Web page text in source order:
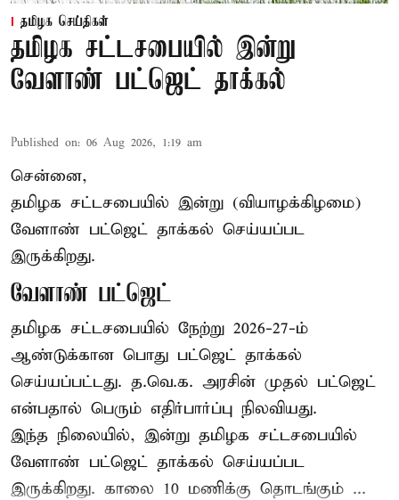
தமிழக செய்திகள்
தமிழக சட்டசபையில் இன்று
வேளாண் பட்ஜெட் தாக்கல்
Published on: 06 Aug 2026, 1:19 am
சென்னை,
தமிழக சட்டசபையில் இன்று (வியாழக்கிழமை)
வேளாண் பட்ஜெட் தாக்கல் செய்யப்பட
இருக்கிறது.
வேளாண் பட்ஜெட்
தமிழக சட்டசபையில் நேற்று 2026-27-ம்
ஆண்டுக்கான பொது பட்ஜெட் தாக்கல்
செய்யப்பட்டது. த.வெ.க. அரசின் முதல் பட்ஜெட்
என்பதால் பெரும் எதிர்பார்ப்பு நிலவியது.
இந்த நிலையில், இன்று தமிழக சட்டசபையில்
வேளாண் பட்ஜெட் தாக்கல் செய்யப்பட
இருக்கிறது. காலை 10 மணிக்கு தொடங்கும் ...